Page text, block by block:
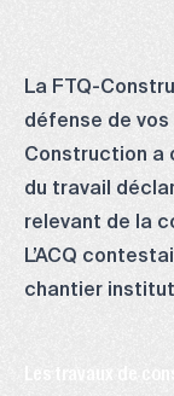
La FTQ-
défense de
Construction a
du travail
relevant de la
L’ACQ
chantier